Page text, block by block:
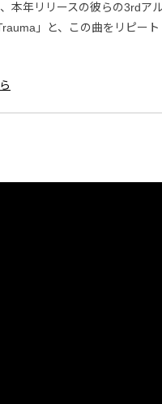
本年リリースの彼らの3rdア
」と、この曲をリピート